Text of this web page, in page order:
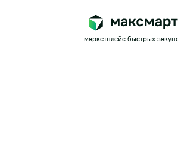
маркетплейс быстрых